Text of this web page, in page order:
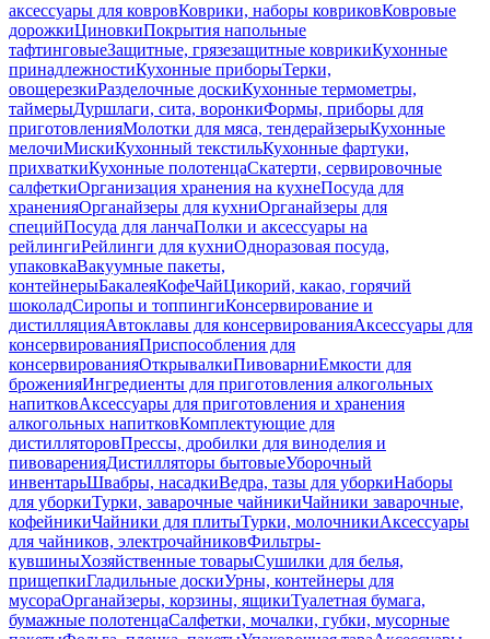
аксессуары для ковровКоврики, наборы ковриковКовровые
дорожкиЦиновкиПокрытия напольные
тафтинговыеЗащитные, грязезащитные коврикиКухонные
принадлежностиКухонные приборыТерки,
овощерезкиРазделочные доскиКухонные термометры,
таймерыДуршлаги, сита, воронкиФормы, приборы для
приготовленияМолотки для мяса, тендерайзерыКухонные
мелочиМискиКухонный текстильКухонные фартуки,
прихваткиКухонные полотенцаСкатерти, сервировочные
салфеткиОрганизация хранения на кухнеПосуда для
храненияОрганайзеры для кухниОрганайзеры для
специйПосуда для ланчаПолки и аксессуары на
рейлингиРейлинги для кухниОдноразовая посуда,
упаковкаВакуумные пакеты,
контейнерыБакалеяКофеЧайЦикорий, какао, горячий
шоколадСиропы и топпингиКонсервирование и
дистилляцияАвтоклавы для консервированияАксессуары для
консервированияПриспособления для
консервированияОткрывалкиПивоварниЕмкости для
броженияИнгредиенты для приготовления алкогольных
напитковАксессуары для приготовления и хранения
алкогольных напитковКомплектующие для
дистилляторовПрессы, дробилки для виноделия и
пивоваренияДистилляторы бытовыеУборочный
инвентарьШвабры, насадкиВедра, тазы для уборкиНаборы
для уборкиТурки, заварочные чайникиЧайники заварочные,
кофейникиЧайники для плитыТурки, молочникиАксессуары
для чайников, электрочайниковФильтры-
кувшиныХозяйственные товарыСушилки для белья,
прищепкиГладильные доскиУрны, контейнеры для
мусораОрганайзеры, корзины, ящикиТуалетная бумага,
бумажные полотенцаСалфетки, мочалки, губки, мусорные